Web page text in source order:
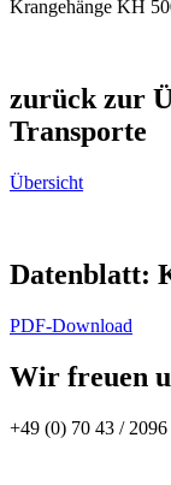
Krangehänge KH
zurück zur
Transporte
Übersicht
Datenblatt:
PDF-Download
Wir freuen
+49 (0) 70 43 / 2096